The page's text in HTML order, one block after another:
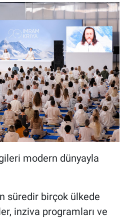
modern dünyayla
süredir birçok ülkede
inziva programları ve